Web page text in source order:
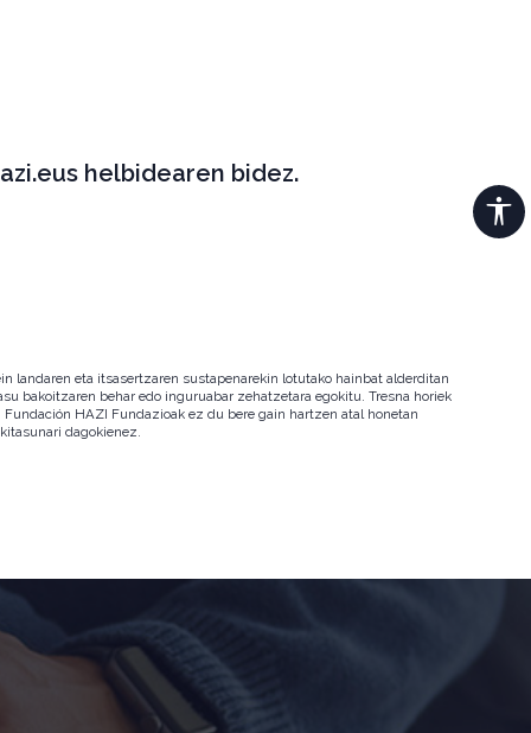
helbidearen bidez.
landaren eta itsasertzaren sustapenarekin lotutako hainbat alderditan
bakoitzaren behar edo inguruabar zehatzetara egokitu. Tresna horiek
HAZI Fundazioak ez du bere gain hartzen atal honetan
dagokienez.